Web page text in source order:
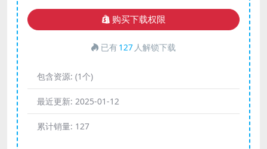
购买下载权限
已有127 人解锁下载
包含资源: (1个)
最近更新: 2025-01-12
累计销量: 127